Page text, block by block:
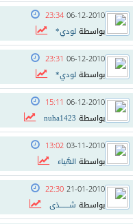
06-12-2010
23:34
بواسطةلودي*
06-12-2010
23:31
بواسطةلودي*
06-12-2010
15:11
بواسطة nuha1423
03-11-2010
13:02
بواسطة الهَياء
21-01-2010
22:30
بواسطة شـــــــذى